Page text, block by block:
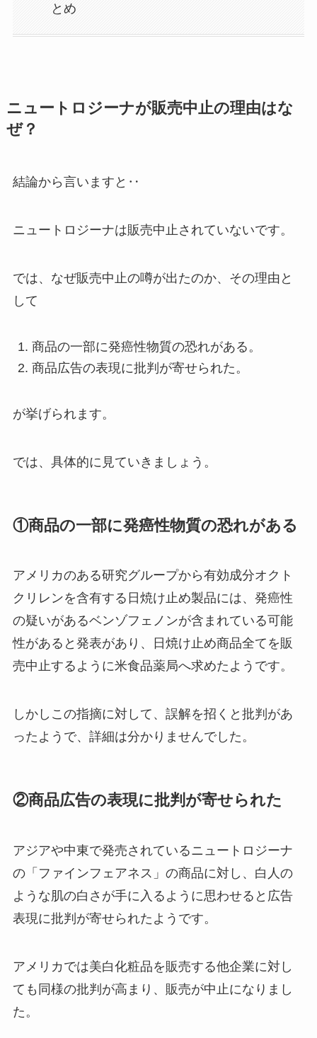
とめ
ニュートロジーナが販売中止の理由はな
ぜ？
結論から言いますと‥
ニュートロジーナは販売中止されていないです。
では、なぜ販売中止の噂が出たのか、その理由と
して
商品の一部に発癌性物質の恐れがある。
商品広告の表現に批判が寄せられた。
が挙げられます。
では、具体的に見ていきましょう。
①商品の一部に発癌性物質の恐れがある
アメリカのある研究グループから有効成分オクト
クリレンを含有する日焼け止め製品には、発癌性
の疑いがあるベンゾフェノンが含まれている可能
性があると発表があり、日焼け止め商品全てを販
売中止するように米食品薬局へ求めたようです。
しかしこの指摘に対して、誤解を招くと批判があ
ったようで、詳細は分かりませんでした。
②商品広告の表現に批判が寄せられた
アジアや中東で発売されているニュートロジーナ
の「ファインフェアネス」の商品に対し、白人の
ような肌の白さが手に入るように思わせると広告
表現に批判が寄せられたようです。
アメリカでは美白化粧品を販売する他企業に対し
ても同様の批判が高まり、販売が中止になりまし
た。